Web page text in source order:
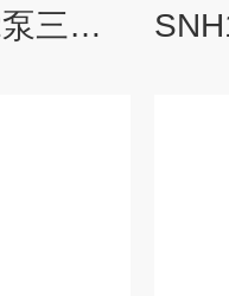
SNH120R54U8W2泵三螺杆泵